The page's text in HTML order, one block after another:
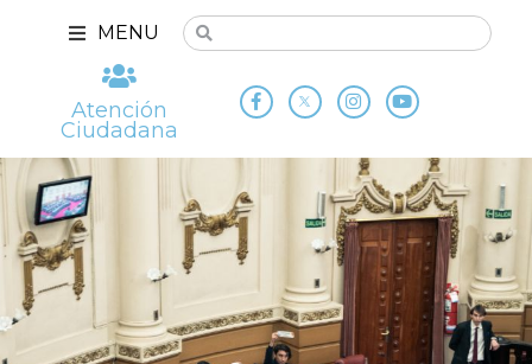
MENU
Atención
Ciudadana